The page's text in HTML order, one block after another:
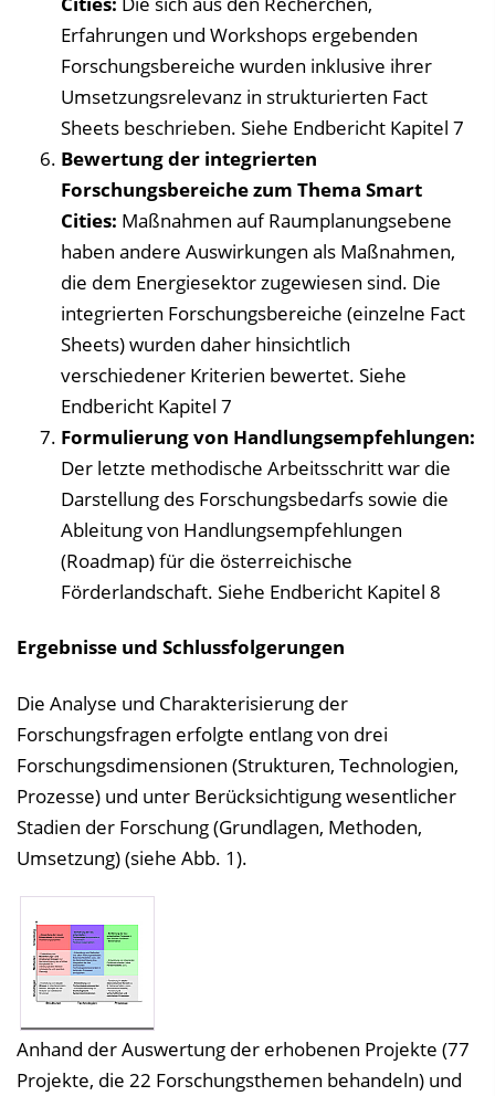
Erfahrungen und Workshops ergebenden
Forschungsbereiche wurden inklusive ihrer
Umsetzungsrelevanz in strukturierten Fact
Sheets beschrieben. Siehe Endbericht Kapitel 7
Bewertung der integrierten
Forschungsbereiche zum Thema Smart
Cities: Maßnahmen auf Raumplanungsebene
haben andere Auswirkungen als Maßnahmen,
die dem Energiesektor zugewiesen sind. Die
integrierten Forschungsbereiche (einzelne Fact
Sheets) wurden daher hinsichtlich
verschiedener Kriterien bewertet. Siehe
Endbericht Kapitel 7
Formulierung von Handlungsempfehlungen:
Der letzte methodische Arbeitsschritt war die
Darstellung des Forschungsbedarfs sowie die
Ableitung von Handlungsempfehlungen
(Roadmap) für die österreichische
Förderlandschaft. Siehe Endbericht Kapitel 8
Ergebnisse und Schlussfolgerungen
Die Analyse und Charakterisierung der
Forschungsfragen erfolgte entlang von drei
Forschungsdimensionen (Strukturen, Technologien,
Prozesse) und unter Berücksichtigung wesentlicher
Stadien der Forschung (Grundlagen, Methoden,
Umsetzung) (siehe Abb. 1).
Anhand der Auswertung der erhobenen Projekte (77
Projekte, die 22 Forschungsthemen behandeln) und